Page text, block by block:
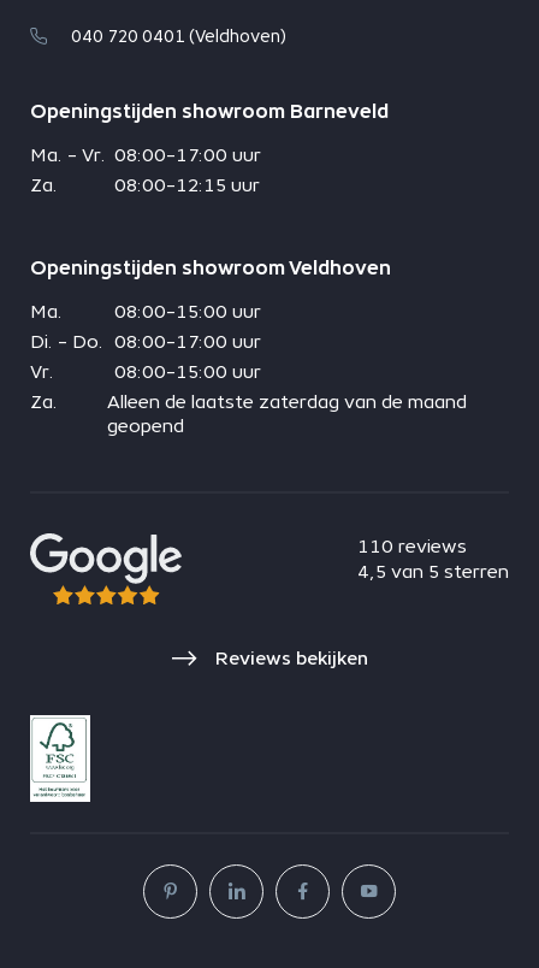
040 720 0401 (Veldhoven)
Openingstijden showroom Barneveld
Ma. - Vr. 08:00-17:00 uur
Za.
08:00-12:15 uur
Openingstijden showroom Veldhoven
Ma.
08:00-15:00 uur
Di. - Do.
08:00-17:00 uur
Vr.
08:00-15:00 uur
Za.
Alleen de laatste zaterdag van de maand
geopend
110 reviews
4,5 van 5 sterren
Reviews bekijken